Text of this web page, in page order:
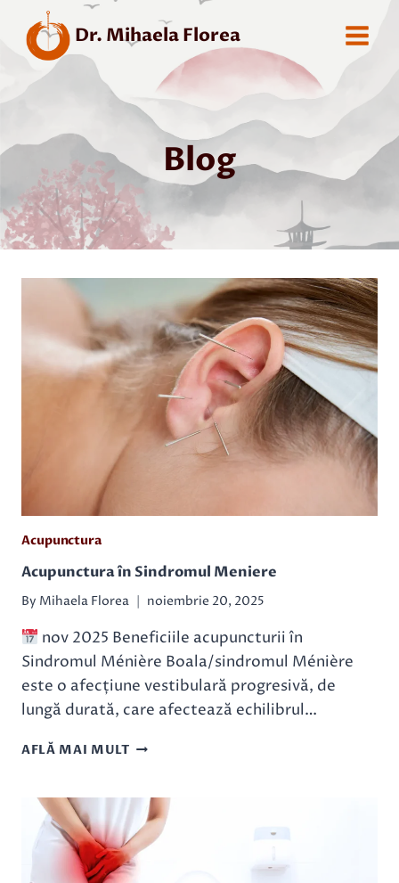
content
Dr. Mihaela Florea
Blog
Acupunctura
Acupunctura în Sindromul Meniere
By Mihaela Florea noiembrie 20, 2025
nov 2025 Beneficiile acupuncturii în
Sindromul Ménière Boala/sindromul Ménière
este o afecțiune vestibulară progresivă, de
lungă durată, care afectează echilibrul…
AFLĂ MAI MULTACUPUNCTURA
MENIERE